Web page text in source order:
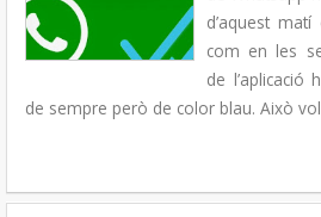
d’aquest
com en les
de l’aplicació
de sempre però de color blau. Això vol